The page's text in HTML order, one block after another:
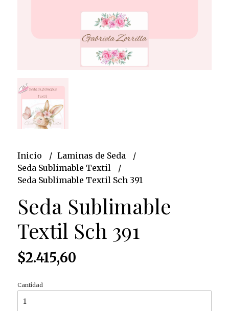
Inicio
Laminas de Seda
Seda Sublimable Textil
Seda Sublimable Textil Sch 391
Seda Sublimable
Textil Sch 391
$2.415,60
Cantidad